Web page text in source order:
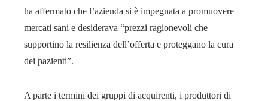
ha affermato che l’azienda si è impegnata a promuovere
mercati sani e desiderava “prezzi ragionevoli che
supportino la resilienza dell’offerta e proteggano la cura
dei pazienti”.
A parte i termini dei gruppi di acquirenti, i produttori di